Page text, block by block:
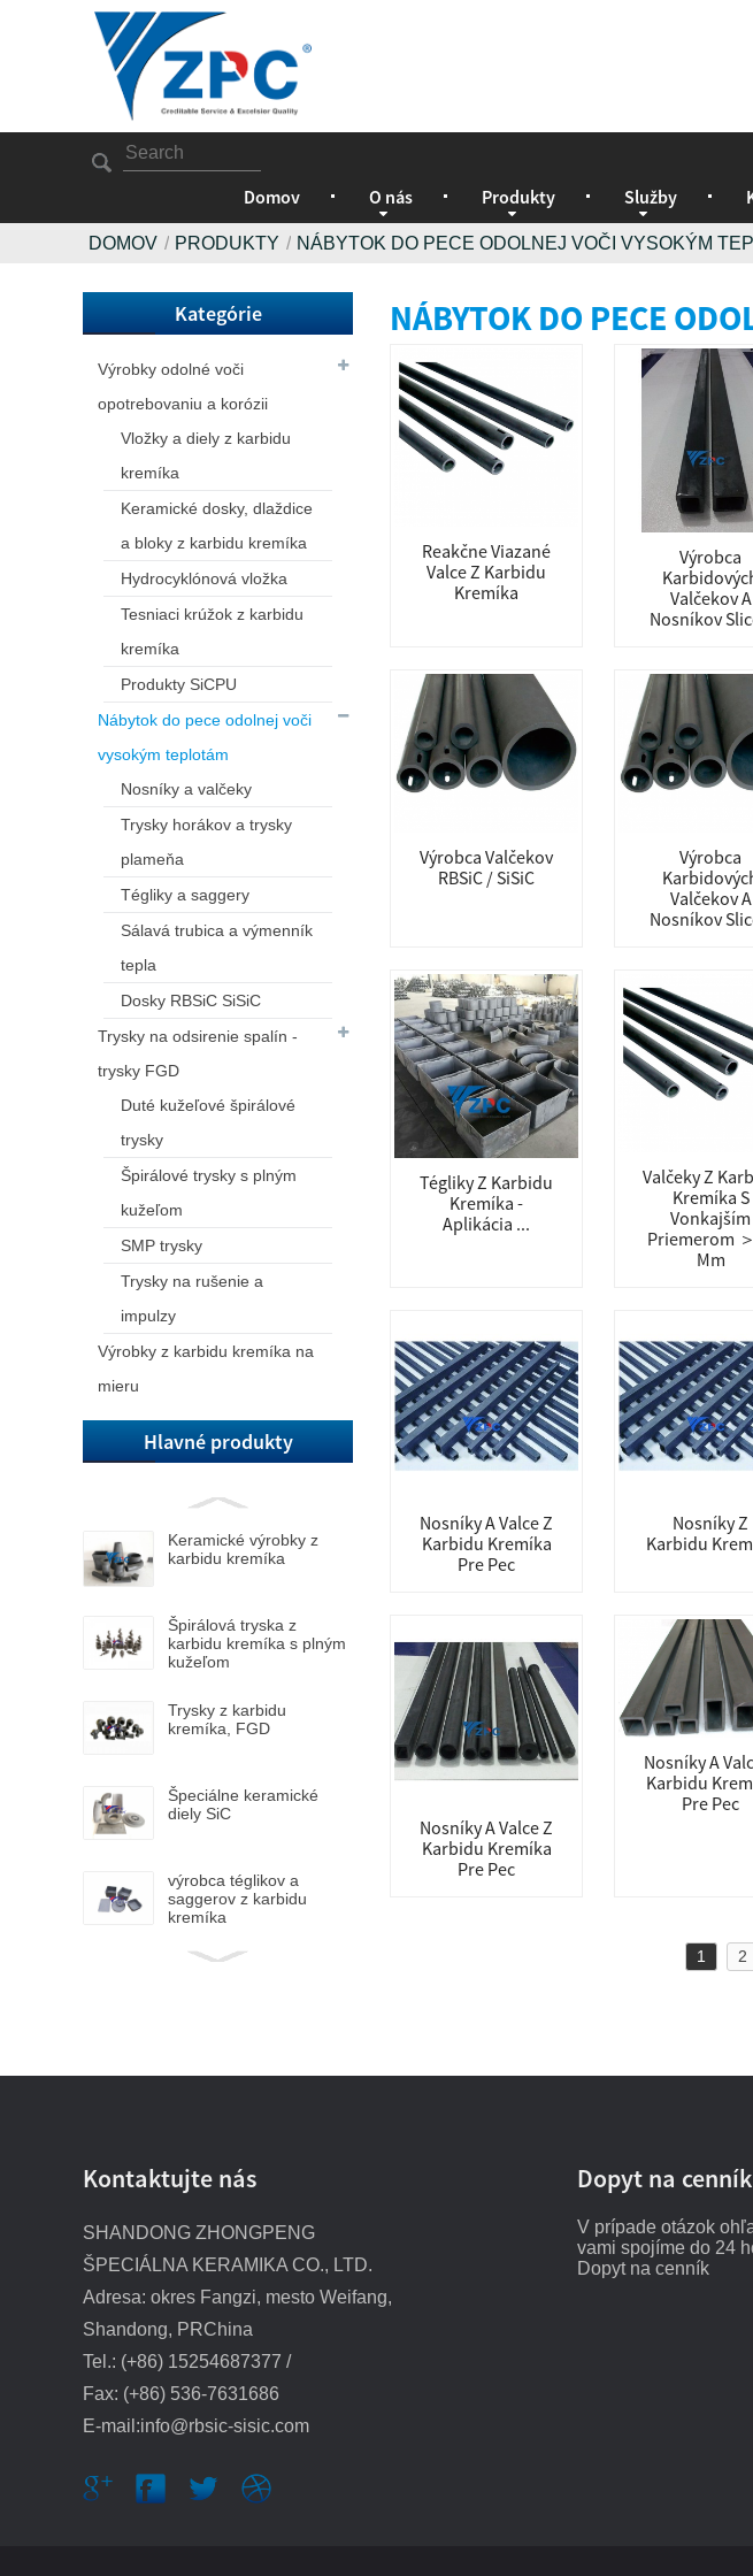
Domov O nás Produkty Služby
DOMOV PRODUKTY NÁBYTOK DO PECE ODOLNEJ VOČI VYSOKÝM
Kategórie
Výrobky odolné voči
opotrebovaniu a korózii
Vložky a diely z karbidu
kremíka
Keramické dosky, dlaždice
a bloky z karbidu kremíka
Hydrocyklónová vložka
Tesniaci krúžok z karbidu
kremíka
Produkty SiCPU
Nábytok do pece odolnej voči
vysokým teplotám
Nosníky a valčeky
Trysky horákov a trysky
plameňa
Tégliky a saggery
Sálavá trubica a výmenník
tepla
Dosky RBSiC SiSiC
Trysky na odsirenie spalín -
trysky FGD
Duté kužeľové špirálové
trysky
Špirálové trysky s plným
kužeľom
SMP trysky
Trysky na rušenie a
impulzy
Výrobky z karbidu kremíka na
mieru
Hlavné produkty
Keramické výrobky z
karbidu kremíka
Špirálová tryska z
karbidu kremíka s plným
kužeľom
Trysky z karbidu
kremíka, FGD
Špeciálne keramické
diely SiC
výrobca téglikov a
saggerov z karbidu
kremíka
Výrobca trysiek horákov
opotrebovaniu
vložka odolná voči
opotrebovaniu
Špirálová tryska s plným
kužeľom RBSC
1,5-palcová tryska na
NÁBYTOK DO PECE
Reakčne Viazané
Valce Z Karbidu
Kremíka
Výrobca
Valčekov A
Nosníkov
Výrobca Valčekov
RBSiC / SiSiC
Výrobca
Valčekov A
Nosníkov
Tégliky Z Karbidu
Kremíka -
Aplikácia ...
Valčeky Z
Kremíka S
Vonkajším
Priemerom
Mm
Nosníky A Valce Z
Karbidu Kremíka
Pre Pec
Nosníky Z
Karbidu
Nosníky A Valce Z
Karbidu Kremíka
Pre Pec
Nosníky A
Karbidu
Pre Pec
1 2
Dopyt na cenník
V prípade otázok
vami spojíme do 24
Dopyt na cenník
Kontaktujte nás
SHANDONG ZHONGPENG
ŠPECIÁLNA KERAMIKA CO., LTD.
Adresa: okres Fangzi, mesto Weifang,
Shandong, PRChina
Tel.: (+86) 15254687377 /
Fax: (+86) 536-7631686
E-mail:info@rbsic-sisic.com